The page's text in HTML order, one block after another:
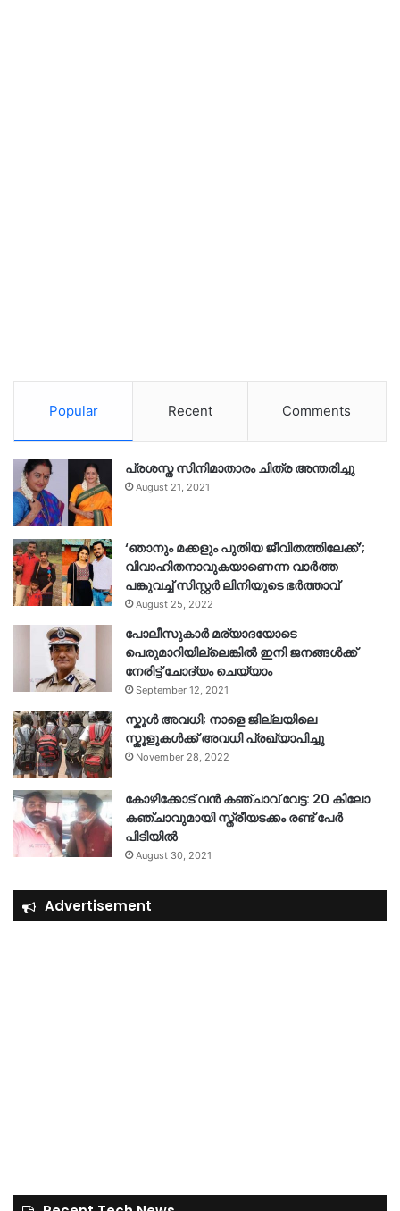
Popular Recent Comments
പ്രശസ്ത സിനിമാതാരം ചിത്ര അന്തരിച്ചു
August 21, 2021
‘ഞാനും മക്കളും പുതിയ ജീവിതത്തിലേക്ക്’;
വിവാഹിതനാവുകയാണെന്ന വാർത്ത
പങ്കുവച്ച് സിസ്റ്റർ ലിനിയുടെ ഭർത്താവ്
August 25, 2022
പോലീസുകാര്‍ മര്യാദയോടെ
പെരുമാറിയില്ലെങ്കില്‍ ഇനി ജനങ്ങള്‍ക്ക്
നേരിട്ട് ചോദ്യം ചെയ്യാം
September 12, 2021
സ്കൂൾ അവധി; നാളെ ജില്ലയിലെ
സ്കൂളുകൾക്ക് അവധി പ്രഖ്യാപിച്ചു
November 28, 2022
കോഴിക്കോട് വൻ കഞ്ചാവ് വേട്ട: 20 കിലോ
കഞ്ചാവുമായി സ്ത്രീയടക്കം രണ്ട് പേർ
പിടിയിൽ
August 30, 2021
Advertisement